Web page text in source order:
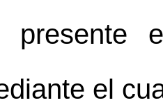
presente
el